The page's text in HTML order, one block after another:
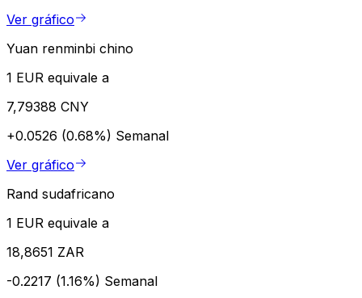
Ver gráfico
Yuan renminbi chino
1 EUR equivale a
7,79388 CNY
+0.0526 (0.68%) Semanal
Ver gráfico
Rand sudafricano
1 EUR equivale a
18,8651 ZAR
-0.2217 (1.16%) Semanal